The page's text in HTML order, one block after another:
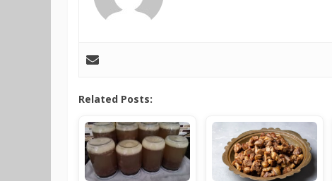
Related Posts: